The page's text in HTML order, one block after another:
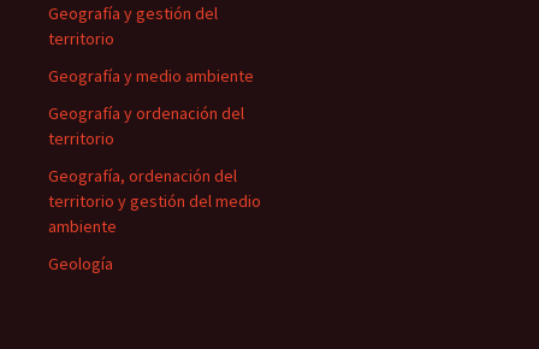
Geografía y gestión del
territorio
Geografía y medio ambiente
Geografía y ordenación del
territorio
Geografía, ordenación del
territorio y gestión del medio
ambiente
Geología